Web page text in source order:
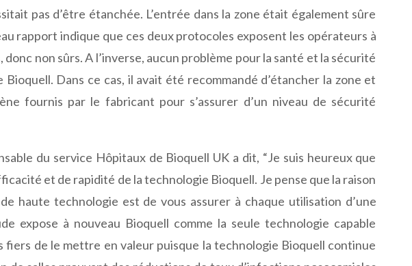
pas d’être étanchée. L’entrée dans la zone était également sûre
rapport indique que ces deux protocoles exposent les opérateurs à
non sûrs. A l’inverse, aucun problème pour la santé et la sécurité
Dans ce cas, il avait été recommandé d’étancher la zone et
fournis par le fabricant pour s’assurer d’un niveau de sécurité
du service Hôpitaux de Bioquell UK a dit, “Je suis heureux que
et de rapidité de la technologie Bioquell. Je pense que la raison
haute technologie est de vous assurer à chaque utilisation d’une
expose à nouveau Bioquell comme la seule technologie capable
fiers de le mettre en valeur puisque la technologie Bioquell continue